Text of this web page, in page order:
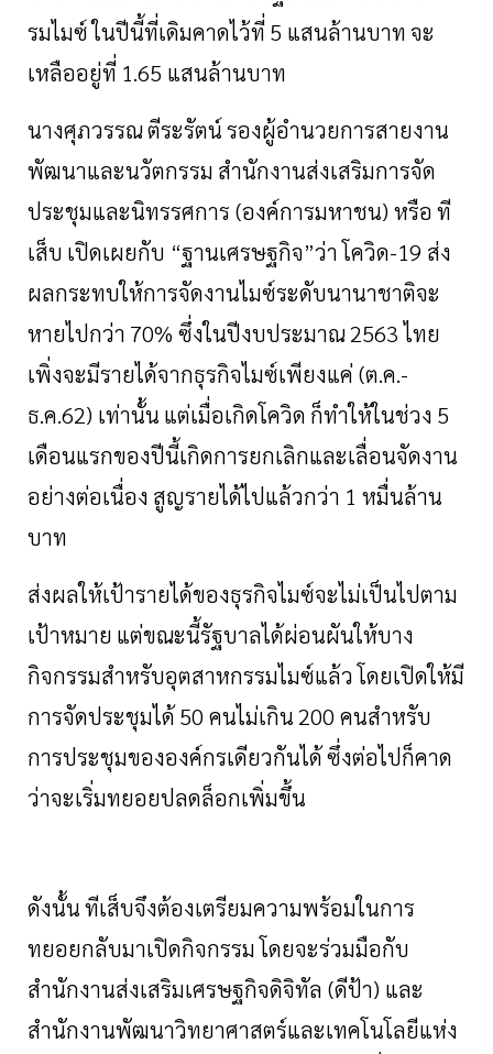
รมไมซ์ในปีนี้ที่เดิมคาดไว้ที่5 แสนล้านบาทจะ
เหลืออยู่ที่ 1.65 แสนล้านบาท
นางศุภวรรณตีระรัตน์รองผู้อำนวยการสายงาน
พัฒนาและนวัตกรรม สำนักงานส่งเสริมการจัด
ประชุมและนิทรรศการ (องค์การมหาชน) หรือที
เส็บ เปิดเผยกับ “ฐานเศรษฐกิจ”ว่าโควิด-19 ส่ง
ผลกระทบให้การจัดงานไมซ์ระดับนานาชาติจะ
หายไปกว่า 70% ซึ่งในปีงบประมาณ2563ไทย
เพิ่งจะมีรายได้จากธุรกิจไมซ์เพียงแค่(ต.ค.-
ธ.ค.62) เท่านั้น แต่เมื่อเกิดโควิด ก็ทำให้ในช่วง 5
เดือนแรกของปีนี้เกิดการยกเลิกและเลื่อนจัดงาน
อย่างต่อเนื่อง สูญรายได้ไปแล้วกว่า 1 หมื่นล้าน
บาท
ส่งผลให้เป้ารายได้ของธุรกิจไมซ์จะไม่เป็นไปตาม
เป้าหมาย แต่ขณะนี้รัฐบาลได้ผ่อนผันให้บาง
กิจกรรมสำหรับอุตสาหกรรมไมซ์แล้วโดยเปิดให้มี
การจัดประชุมได้50 คนไม่เกิน200 คนสำหรับ
การประชุมขององค์กรเดียวกันได้ซึ่งต่อไปก็คาด
ว่าจะเริ่มทยอยปลดล็อกเพิ่มขึ้น
ดังนั้นทีเส็บจึงต้องเตรียมความพร้อมในการ
ทยอยกลับมาเปิดกิจกรรมโดยจะร่วมมือกับ
สำนักงานส่งเสริมเศรษฐกิจดิจิทัล (ดีป้า) และ
สำนักงานพัฒนาวิทยาศาสตร์และเทคโนโลยีแห่ง